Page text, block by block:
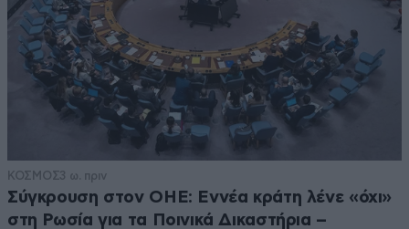
ΚΟΣΜΟΣ3 ω. πριν
Σύγκρουση στον ΟΗΕ: Εννέα κράτη λένε «όχι»
στη Ρωσία για τα Ποινικά Δικαστήρια –